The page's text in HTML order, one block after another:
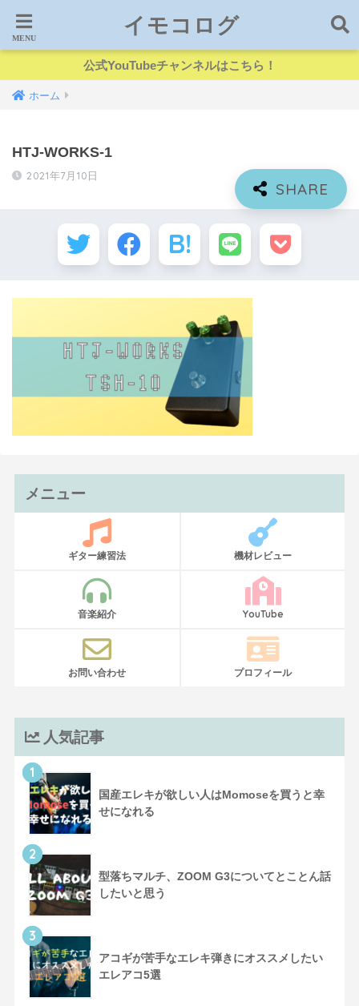
イモコログ
公式YouTubeチャンネルはこちら！
ホーム
HTJ-WORKS-1
2021年7月10日
メニュー
ギター練習法 機材レビュー
音楽紹介 YouTube
お問い合わせ プロフィール
人気記事
1
国産エレキが欲しい人はMomoseを買うと幸
せになれる
2
型落ちマルチ、ZOOM G3についてとことん話
したいと思う
3
アコギが苦手なエレキ弾きにオススメしたい
エレアコ5選